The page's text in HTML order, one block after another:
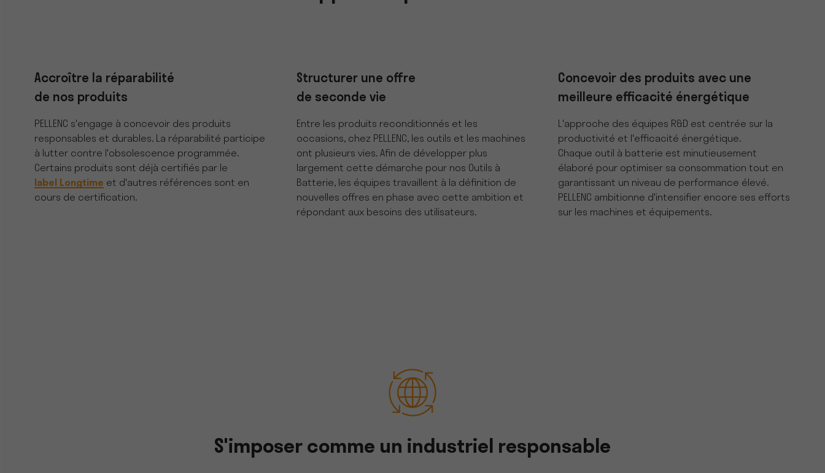
Accroître la réparabilité
de nos produits
PELLENC s'engage à concevoir des produits
responsables et durables. La réparabilité participe
à lutter contre l'obsolescence programmée.
Certains produits sont déjà certifiés par le
label Longtime et d'autres références sont en
cours de certification.
Structurer une offre
de seconde vie
Entre les produits reconditionnés et les
occasions, chez PELLENC, les outils et les machines
ont plusieurs vies. Afin de développer plus
largement cette démarche pour nos Outils à
Batterie, les équipes travaillent à la définition de
nouvelles offres en phase avec cette ambition et
répondant aux besoins des utilisateurs.
Concevoir des produits avec une
meilleure efficacité énergétique
L'approche des équipes R&D est centrée sur la
productivité et l'efficacité énergétique.
Chaque outil à batterie est minutieusement
élaboré pour optimiser sa consommation tout en
garantissant un niveau de performance élevé.
PELLENC ambitionne d'intensifier encore ses efforts
sur les machines et équipements.
S'imposer comme un industriel responsable